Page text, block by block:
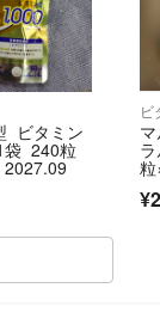
ビタミン
240粒
2027.09
ビ